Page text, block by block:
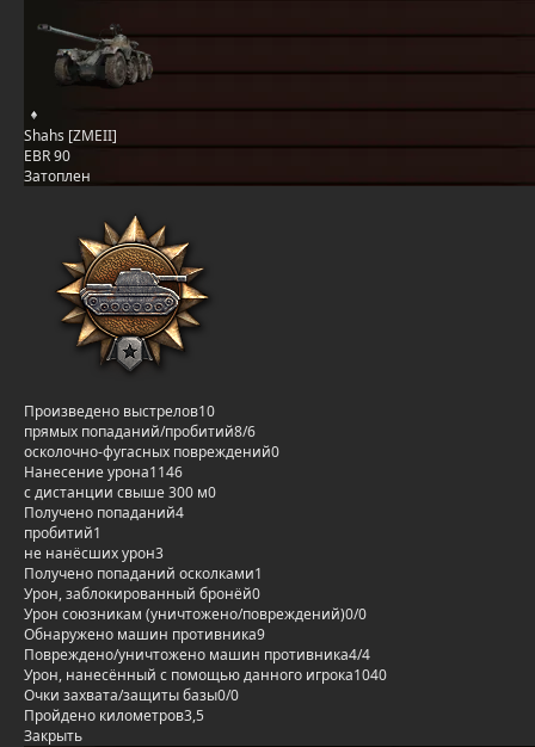
Shahs [ZMEII]
EBR 90
Затоплен
Произведено выстрелов10
прямых попаданий/пробитий8/6
осколочно-фугасных повреждений0
Нанесение урона1146
с дистанции свыше 300 м0
Получено попаданий4
пробитий1
не нанёсших урон3
Получено попаданий осколками1
Урон, заблокированный бронёй0
Урон союзникам (уничтожено/повреждений)0/0
Обнаружено машин противника9
Повреждено/уничтожено машин противника4/4
Урон, нанесённый с помощью данного игрока1040
Очки захвата/защиты базы0/0
Пройдено километров3,5
Закрыть